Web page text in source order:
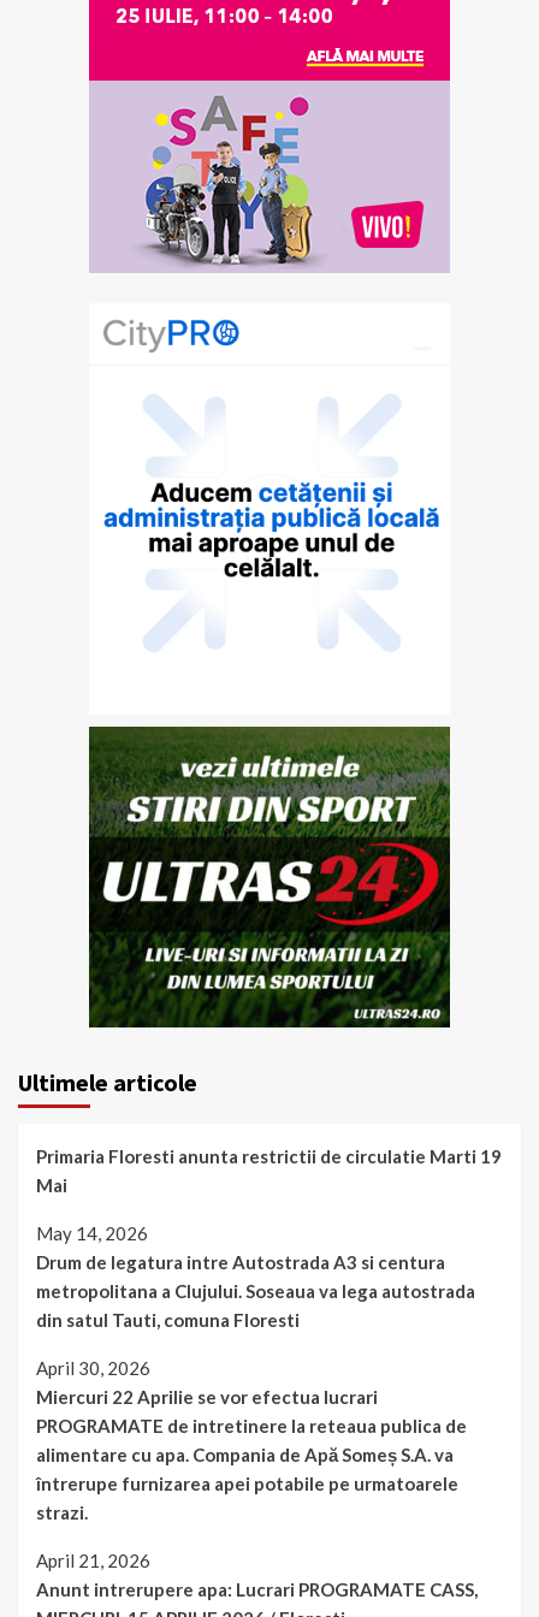
Ultimele articole
Primaria Floresti anunta restrictii de circulatie Marti 19
Mai
May 14, 2026
Drum de legatura intre Autostrada A3 si centura
metropolitana a Clujului. Soseaua va lega autostrada
din satul Tauti, comuna Floresti
April 30, 2026
Miercuri 22 Aprilie se vor efectua lucrari
PROGRAMATE de intretinere la reteaua publica de
alimentare cu apa. Compania de Apă Someș S.A. va
întrerupe furnizarea apei potabile pe urmatoarele
strazi.
April 21, 2026
Anunt intrerupere apa: Lucrari PROGRAMATE CASS,